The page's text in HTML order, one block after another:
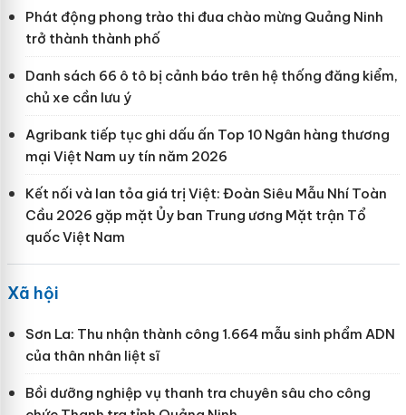
Phát động phong trào thi đua chào mừng Quảng Ninh
trở thành thành phố
Danh sách 66 ô tô bị cảnh báo trên hệ thống đăng kiểm,
chủ xe cần lưu ý
Agribank tiếp tục ghi dấu ấn Top 10 Ngân hàng thương
mại Việt Nam uy tín năm 2026
Kết nối và lan tỏa giá trị Việt: Đoàn Siêu Mẫu Nhí Toàn
Cầu 2026 gặp mặt Ủy ban Trung ương Mặt trận Tổ
quốc Việt Nam
Xã hội
Sơn La: Thu nhận thành công 1.664 mẫu sinh phẩm ADN
của thân nhân liệt sĩ
Bồi dưỡng nghiệp vụ thanh tra chuyên sâu cho công